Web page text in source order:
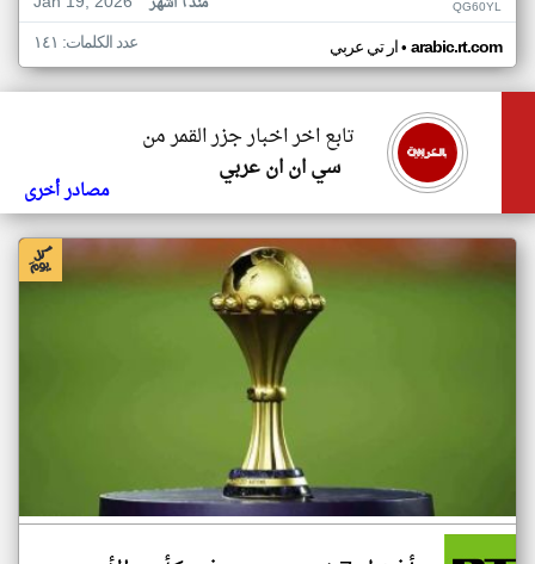
QG60YL
ار تي عربي• arabic.rt.com عدد الكلمات: ١٤١
تابع اخر اخبار جزر القمر من
سي ان ان عربي
مصادر أخرى